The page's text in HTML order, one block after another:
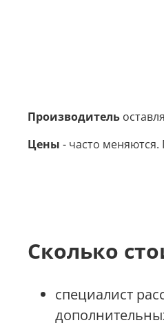
Производитель
Цены - часто меняются.
Сколько
специалист